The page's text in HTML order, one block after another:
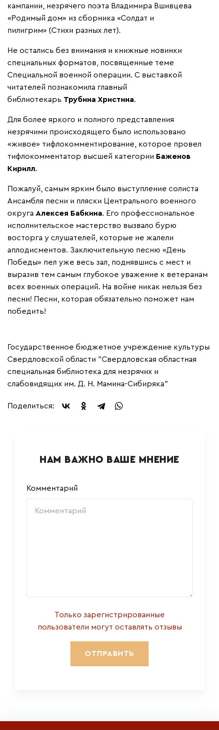
кампании, незрячего поэта Владимира Вшивцева
«Родимый дом» из сборника «Солдат и
пилигрим» (Стихи разных лет).
Не остались без внимания и книжные новинки
специальных форматов, посвященные теме
Специальной военной операции. С выставкой
читателей познакомила главный
библиотекарь Трубина Христина.
Для более яркого и полного представления
незрячими происходящего было использовано
«живое» тифлокомментирование, которое провел
тифлокомментатор высшей категории Баженов
Кирилл.
Пожалуй, самым ярким было выступление солиста
Ансамбля песни и пляски Центрального военного
округа Алексея Бабкина. Его профессиональное
исполнительское мастерство вызвало бурю
восторга у слушателей, которые не жалели
аплодисментов. Заключительную песню «День
Победы» пел уже весь зал, поднявшись с мест и
выразив тем самым глубокое уважение к ветеранам
всех военных операций. На войне никак нельзя без
песни! Песни, которая обязательно поможет нам
победить!
Государственное бюджетное учреждение культуры
Свердловской области "Свердловская областная
специальная библиотека для незрячих и
слабовидящих им. Д. Н. Мамина-Сибиряка"
Поделиться:
НАМ ВАЖНО ВАШЕ МНЕНИЕ
Комментарий
Только зарегистрированные
пользователи могут оставлять отзывы